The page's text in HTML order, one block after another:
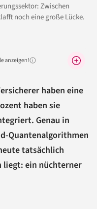
Zwischen
noch eine große Lücke.
anzeigen!Warum lohnt sich das?
haben eine
haben sie
Genau in
Quantenalgorithmen
tatsächlich
liegt: ein nüchterner